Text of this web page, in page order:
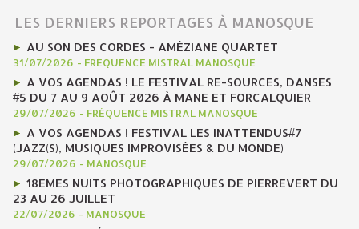
LES DERNIERS REPORTAGES À MANOSQUE
AU SON DES CORDES - AMÉZIANE QUARTET
31/07/2026 - FRÉQUENCE MISTRAL MANOSQUE
A VOS AGENDAS ! LE FESTIVAL RE-SOURCES, DANSES
#5 DU 7 AU 9 AOÛT 2026 À MANE ET FORCALQUIER
29/07/2026 - FRÉQUENCE MISTRAL MANOSQUE
A VOS AGENDAS ! FESTIVAL LES INATTENDUS#7
(JAZZ(S), MUSIQUES IMPROVISÉES & DU MONDE)
29/07/2026 - MANOSQUE
18EMES NUITS PHOTOGRAPHIQUES DE PIERREVERT DU
23 AU 26 JUILLET
22/07/2026 - MANOSQUE